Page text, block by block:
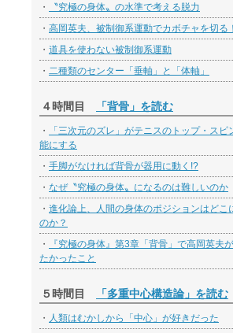
・
〝究極の身体〟の水準で考える脱力
・ 高岡英夫、被制御系運動でカボチャを切る！
・ 道具を使わない被制御系運動
・ 二種類のセンター「垂軸」と「体軸」
４時間目 「背骨」を読む
・
「三次元のズレ」がテニスのトップ・スピ
能にする
・ 手脚がなければ背骨が器用に動く!?
・ なぜ〝究極の身体〟になるのは難しいのか
・ 進化論上、人間の身体のポジションはどこ
のか？
・
『究極の身体』第3章「背骨」で高岡英夫
たかったこと
５時間目 「多重中心構造論」を読む
・ 人類はむかしから「中心」が好きだった